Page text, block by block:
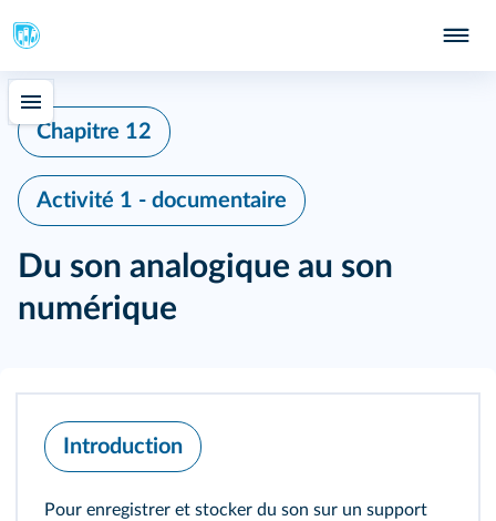
Chapitre 12
Activité 1 - documentaire
Du son analogique au son
numérique
Introduction
Pour enregistrer et stocker du son sur un support